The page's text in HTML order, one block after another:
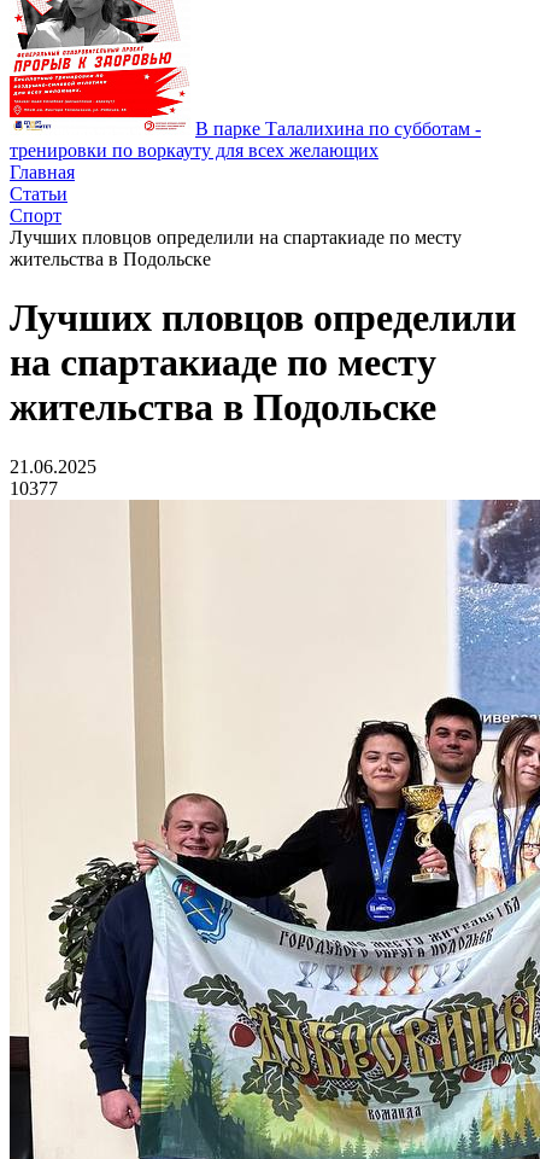
В парке Талалихина по субботам -
тренировки по воркауту для всех желающих
Главная
Статьи
Спорт
Лучших пловцов определили на спартакиаде по месту
жительства в Подольске
Лучших пловцов определили
на спартакиаде по месту
жительства в Подольске
21.06.2025
10377